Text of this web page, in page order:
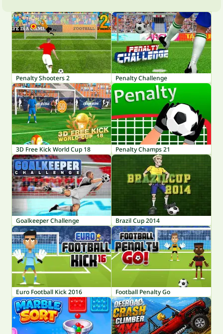
Penalty Shooters 2 Penalty Challenge
3D Free Kick World Cup 18 Penalty Champs 21
Goalkeeper Challenge Brazil Cup 2014
Euro Football Kick 2016 Football Penalty Go